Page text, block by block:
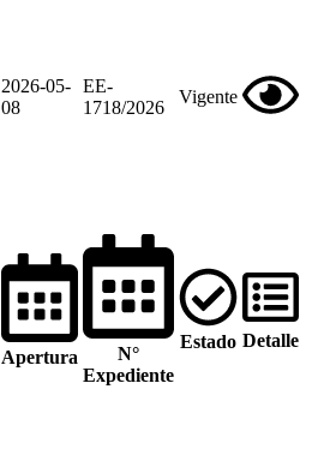
2026-05-
08
EE-
1718/2026
Vigente
Apertura
N°
Expediente
Estado Detalle